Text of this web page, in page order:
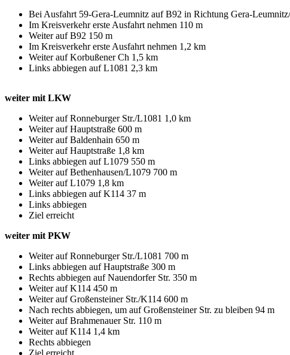
Bei Ausfahrt 59-Gera-Leumnitz auf B92 in Richtung Gera-
Im Kreisverkehr erste Ausfahrt nehmen 110 m
Weiter auf B92 150 m
Im Kreisverkehr erste Ausfahrt nehmen 1,2 km
Weiter auf Korbußener Ch 1,5 km
Links abbiegen auf L1081 2,3 km
weiter mit LKW
Weiter auf Ronneburger Str./L1081 1,0 km
Weiter auf Hauptstraße 600 m
Weiter auf Baldenhain 650 m
Weiter auf Hauptstraße 1,8 km
Links abbiegen auf L1079 550 m
Weiter auf Bethenhausen/L1079 700 m
Weiter auf L1079 1,8 km
Links abbiegen auf K114 37 m
Links abbiegen
Ziel erreicht
weiter mit PKW
Weiter auf Ronneburger Str./L1081 700 m
Links abbiegen auf Hauptstraße 300 m
Rechts abbiegen auf Nauendorfer Str. 350 m
Weiter auf K114 450 m
Weiter auf Großensteiner Str./K114 600 m
Nach rechts abbiegen, um auf Großensteiner Str. zu bleiben 94 m
Weiter auf Brahmenauer Str. 110 m
Weiter auf K114 1,4 km
Rechts abbiegen